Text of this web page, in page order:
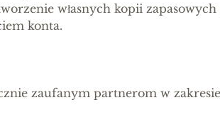
własnych kopii zapasowych
konta.
zaufanym partnerom w